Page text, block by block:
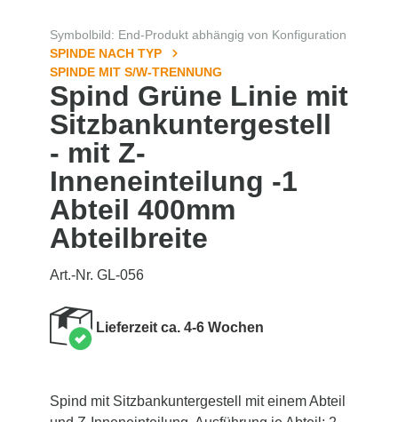
Symbolbild: End-Produkt abhängig von Konfiguration
SPINDE NACH TYP
SPINDE MIT S/W-TRENNUNG
Spind Grüne Linie mit
Sitzbankuntergestell
- mit Z-
Inneneinteilung -1
Abteil 400mm
Abteilbreite
Art.-Nr. GL-056
Lieferzeit ca. 4-6 Wochen
Spind mit Sitzbankuntergestell mit einem Abteil